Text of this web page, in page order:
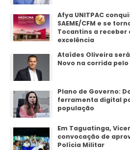
Afya UNITPAC
SAEME/CFM e se
Tocantins a
excelência
Ataídes Oliveira
Novo na corrida
Plano de Governo:
ferramenta digital
população
Em Taguatinga,
convocação de
Polícia Militar